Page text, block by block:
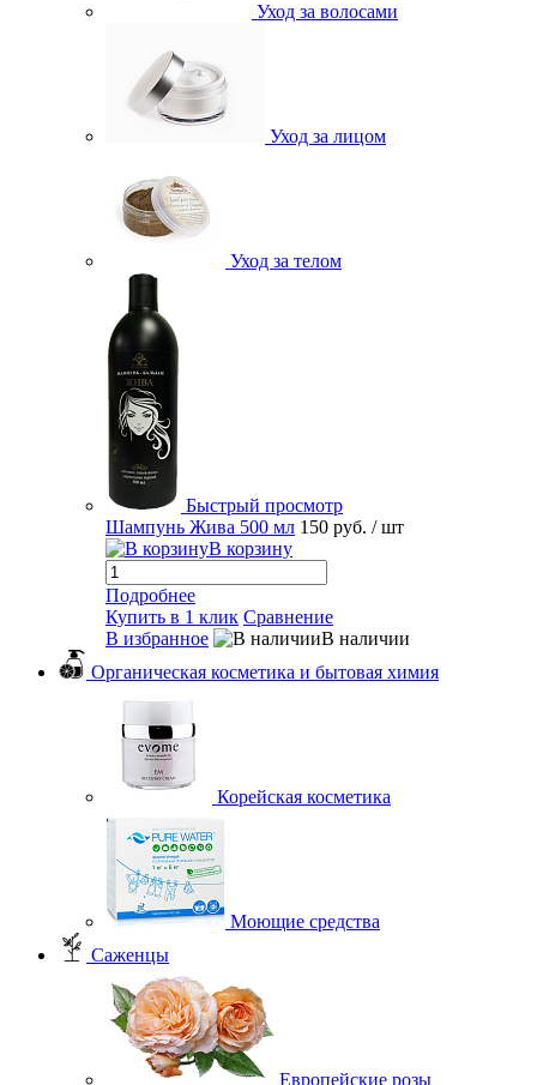
Уход за волосами
Уход за лицом
Уход за телом
Быстрый просмотр
Шампунь Жива 500 мл 150 руб. / шт
В корзину
Подробнее
Купить в 1 клик Сравнение
В избранное
В наличии
Органическая косметика и бытовая химия
Корейская косметика
Моющие средства
Саженцы
Европейские розы